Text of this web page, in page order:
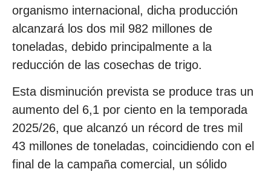
organismo internacional, dicha producción
alcanzará los dos mil 982 millones de
toneladas, debido principalmente a la
reducción de las cosechas de trigo.
Esta disminución prevista se produce tras un
aumento del 6,1 por ciento en la temporada
2025/26, que alcanzó un récord de tres mil
43 millones de toneladas, coincidiendo con el
final de la campaña comercial, un sólido